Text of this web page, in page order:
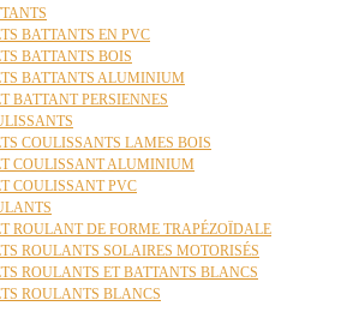
BATTANTS EN PVC
BATTANTS BOIS
BATTANTS ALUMINIUM
BATTANT PERSIENNES
COULISSANTS LAMES BOIS
COULISSANT ALUMINIUM
COULISSANT PVC
ROULANT DE FORME TRAPÉZOÏDALE
ROULANTS SOLAIRES MOTORISÉS
ROULANTS ET BATTANTS BLANCS
ROULANTS BLANCS